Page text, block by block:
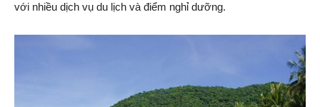
với nhiều dịch vụ du lịch và điểm nghỉ dưỡng.